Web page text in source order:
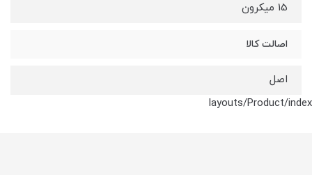
15 میکرون
اصالت کالا
اصل
layouts/Product/index